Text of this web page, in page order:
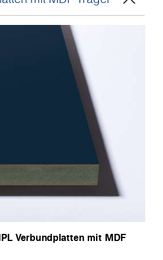
Verbundplatten mit MDF